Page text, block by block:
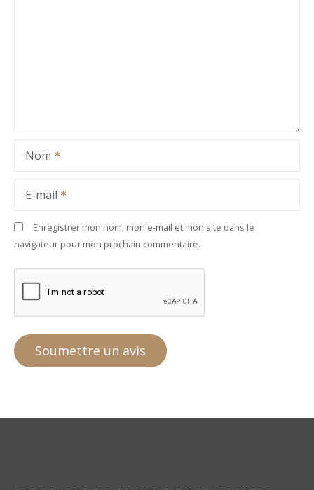
Nom
E-mail
Enregistrer mon nom, mon e-mail et mon site dans le
navigateur pour mon prochain commentaire.